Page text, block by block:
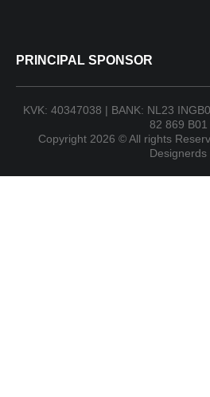
PRINCIPAL SPONSOR
KVK: 40347038 | BANK: NL23
82 869 B01
Copyright 2026 © All rights
Designerds